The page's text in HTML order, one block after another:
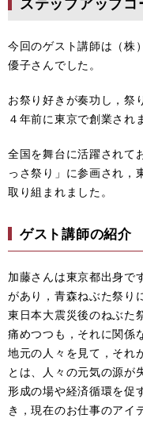
今回のゲスト講師は（
優子さんでした。
お祭り好きが奏功し，祭
４年前に東京で創業され
全国を舞台に活躍されて
っさ祭り」に参画され，
取り組まれました。
ゲスト講師の紹介
加藤さんは東京都出身で
があり，青森ねぶた祭り
東日本大震災後のねぶた
痛めつつも，それに関係
地元の人々を見て，それ
とは、人々の元気の源が
形成の場や経済循環を促
き，現在のお仕事のアイ